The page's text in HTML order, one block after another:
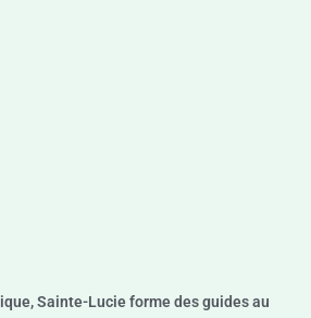
Sainte-Lucie forme des guides au